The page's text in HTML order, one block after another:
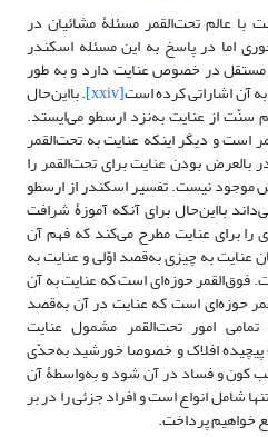
عالم تحت‌القمر مسئلۀ مشائیان در
اما در پاسخ به این مسئله اسکندر
در خصوص عنایت دارد و به طور
آن اشاراتی کرده است[xxiv] . با‌این‌حال
از عنایت به‌نزد ارسطو می‌ایستد.
است و دیگر اینکه عنایت به تحت‌القمر
بالعرض بودن عنایت برای تحت‌القمر را
موجود نیست. تفسیر اسکندر از ارسطو
بااین‌حال برای آنکه آموزۀ شرافت
برای عنایت مطرح می‌کند که فهم آن
عنایت به چیزی به‌قصد اوّلی و عنایت به
فوق‌القمر حوزه‌ای است که عنایت به آن
حوزه‌ای است که عنایت در آن به‌قصد
امور تحت‌القمر مشمول عنایت
افلاک و خصوصا خورشید به‌حدّی
کون و فساد در آن شود و به‌واسطۀ آن
شامل انواع است و افراد جزئی را در بر
خواهیم پرداخت.